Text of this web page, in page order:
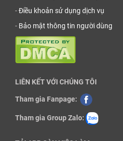
-Điều khoản sử dụng dịch vụ
- Bảo mật thông tin người dùng
LIÊN KẾT VỚI CHÚNG TÔI
Tham gia Fanpage:
Tham gia Group Zalo: